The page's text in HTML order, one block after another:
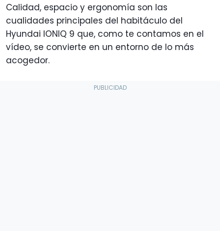
Calidad, espacio y ergonomía son las
cualidades principales del habitáculo del
Hyundai IONIQ 9 que, como te contamos en el
vídeo, se convierte en un entorno de lo más
acogedor.